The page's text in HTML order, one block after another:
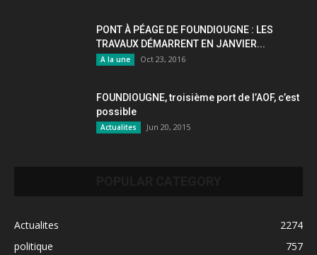
PONT À PÉAGE DE FOUNDIOUGNE : LES
TRAVAUX DÉMARRENT EN JANVIER...
A la une Oct 23, 2016
FOUNDIOUGNE, troisième port de l’AOF, c’est
possible
Actualites Jun 20, 2015
Actualites
2274
politique
757